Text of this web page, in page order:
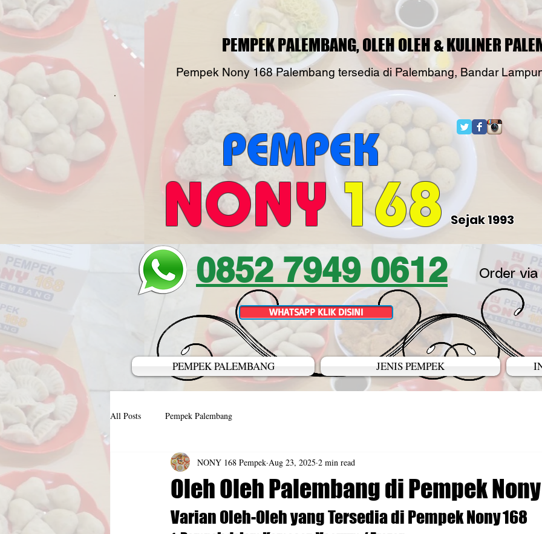
PEMPEK PALEMBANG, OLEH OLEH & KULINER
Pempek Nony 168 Palembang tersedia di Palembang, Bandar
PEMPEK
Sejak 1993
NONY 168
0852 7949 0612 Order via
WHATSAPP KLIK DISINI
PEMPEK PALEMBANG JENIS PEMPEK
All Posts Pempek Palembang
Oleh Oleh Palembang di Pempek
NONY 168 Pempek Aug 23, 2025 2 min read
Varian Oleh-Oleh yang Tersedia di Pempek Nony 168